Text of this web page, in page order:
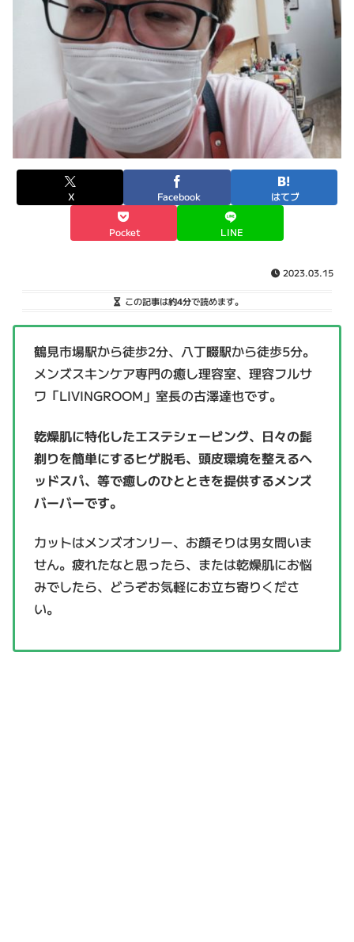
X Facebook はてブ
Pocket LINE
2023.03.15
この記事は約4分で読めます。
鶴見市場駅から徒歩2分、八丁畷駅から徒歩5分。
メンズスキンケア専門の癒し理容室、理容フルサ
ワ「LIVINGROOM」室長の古澤達也です。
乾燥肌に特化したエステシェービング、日々の髭
剃りを簡単にするヒゲ脱毛、頭皮環境を整えるヘ
ッドスパ、等で癒しのひとときを提供するメンズ
バーバーです。
カットはメンズオンリー、お顔そりは男女問いま
せん。疲れたなと思ったら、または乾燥肌にお悩
みでしたら、どうぞお気軽にお立ち寄りくださ
い。